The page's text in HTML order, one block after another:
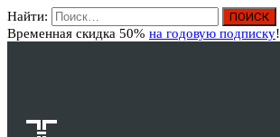
Найти:
Временная скидка 50% на годовую подписку!